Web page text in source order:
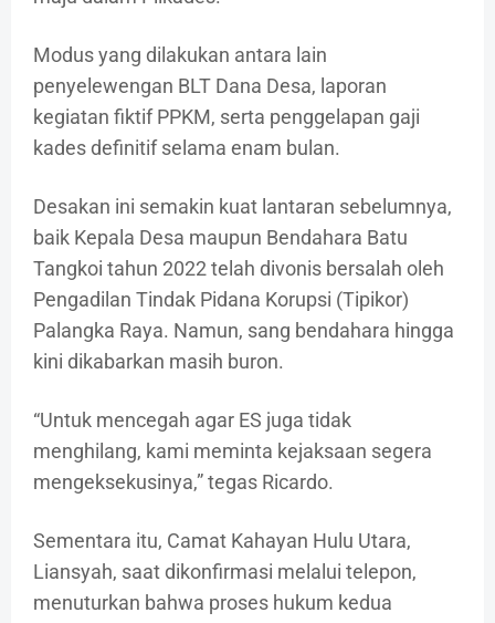
Modus yang dilakukan antara lain
penyelewengan BLT Dana Desa, laporan
kegiatan fiktif PPKM, serta penggelapan gaji
kades definitif selama enam bulan.
Desakan ini semakin kuat lantaran sebelumnya,
baik Kepala Desa maupun Bendahara Batu
Tangkoi tahun 2022 telah divonis bersalah oleh
Pengadilan Tindak Pidana Korupsi (Tipikor)
Palangka Raya. Namun, sang bendahara hingga
kini dikabarkan masih buron.
“Untuk mencegah agar ES juga tidak
menghilang, kami meminta kejaksaan segera
mengeksekusinya,” tegas Ricardo.
Sementara itu, Camat Kahayan Hulu Utara,
Liansyah, saat dikonfirmasi melalui telepon,
menuturkan bahwa proses hukum kedua